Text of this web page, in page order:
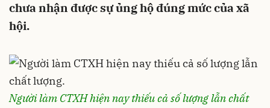
chưa nhận được sự ủng hộ đúng mức của xã
hội.
Người làm CTXH hiện nay thiếu cả số lượng lẫn chất